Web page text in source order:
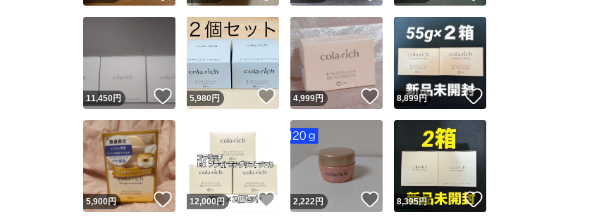
スピード発送 このユーザーは高頻度で24時間以内に発送しています
安心発送 このユーザーは設定した発送日数内に発送しています
11,450円 いいね！
5,980円 いいね！
4,999円 いいね！
8,899円
5,900円 いいね！
12,000円 いいね！
2,222円 いいね！
8,395円